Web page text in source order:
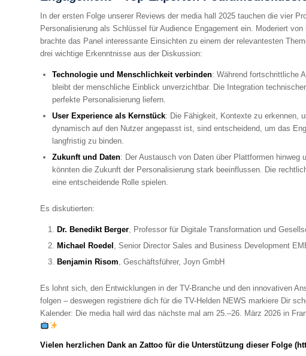
In der ersten Folge unserer Reviews der media hall 2025 tauchen die vier
Personalisierung als Schlüssel für Audience Engagement ein. Moderiert von
brachte das Panel interessante Einsichten zu einem der relevantesten
drei wichtige Erkenntnisse aus der Diskussion:
Technologie und Menschlichkeit verbinden: Während fortschrittliche
bleibt der menschliche Einblick unverzichtbar. Die Integration
perfekte Personalisierung liefern.
User Experience als Kernstück: Die Fähigkeit, Kontexte zu erkennen,
dynamisch auf den Nutzer angepasst ist, sind entscheidend, um das
langfristig zu binden.
Zukunft und Daten: Der Austausch von Daten über Plattformen hinweg
könnten die Zukunft der Personalisierung stark beeinflussen. Die
eine entscheidende Rolle spielen.
Es diskutierten:
Dr. Benedikt Berger, Professor für Digitale Transformation und
Michael Roedel , Senior Director Sales and Business Development
Benjamin Risom, Geschäftsführer, Joyn GmbH
Es lohnt sich, den Entwicklungen in der TV-Branche und den innovativen
folgen – deswegen registriere dich für die TV-Helden NEWS markiere Dir
Kalender: Die media hall wird das nächste mal am 25.–26. März 2026 in
Vielen herzlichen Dank an Zattoo für die Unterstützung dieser Folge